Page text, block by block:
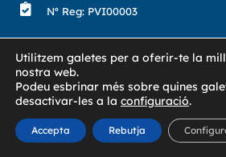
Nº Reg: PVI00003
©2026Camping El Roble Verde
reservados.
Aviso Legal y Política de
Utilitzem galetes per a oferir-te la
nostra web.
Podeu esbrinar més sobre quines
desactivar-les a la configuració.
Accepta Rebutja